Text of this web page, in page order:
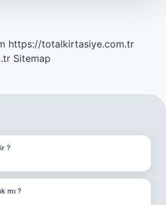
https://totalkirtasiye.com.tr
Sitemap
?
mı ?